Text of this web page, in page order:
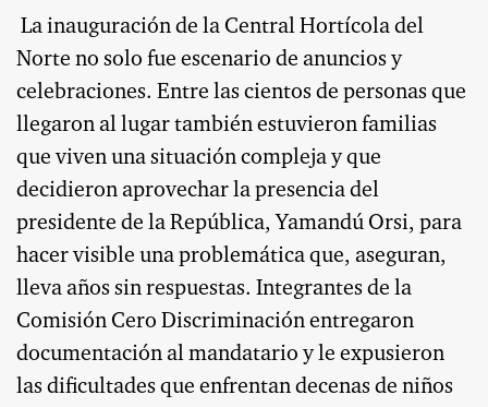
La inauguración de la Central Hortícola del
Norte no solo fue escenario de anuncios y
celebraciones. Entre las cientos de personas que
llegaron al lugar también estuvieron familias
que viven una situación compleja y que
decidieron aprovechar la presencia del
presidente de la República, Yamandú Orsi, para
hacer visible una problemática que, aseguran,
lleva años sin respuestas. Integrantes de la
Comisión Cero Discriminación entregaron
documentación al mandatario y le expusieron
las dificultades que enfrentan decenas de niños